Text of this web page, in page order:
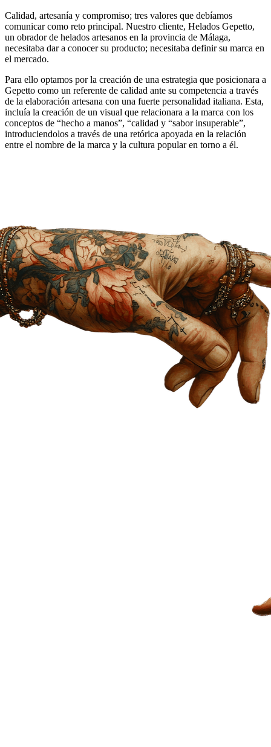
Calidad, artesanía y compromiso; tres valores que debíamos
comunicar como reto principal. Nuestro cliente, Helados Gepetto,
un obrador de helados artesanos en la provincia de Málaga,
necesitaba dar a conocer su producto; necesitaba definir su marca en
el mercado.
Para ello optamos por la creación de una estrategia que posicionara a
Gepetto como un referente de calidad ante su competencia a través
de la elaboración artesana con una fuerte personalidad italiana. Esta,
incluía la creación de un visual que relacionara a la marca con los
conceptos de “hecho a manos”, “calidad y “sabor insuperable”,
introduciendolos a través de una retórica apoyada en la relación
entre el nombre de la marca y la cultura popular en torno a él.